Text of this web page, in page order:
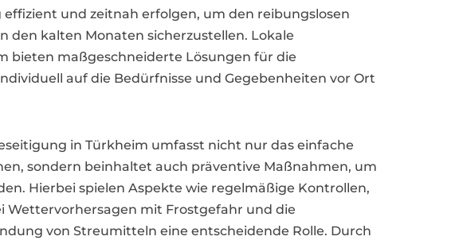
effizient und zeitnah erfolgen, um den reibungslosen
den kalten Monaten sicherzustellen. Lokale
bieten maßgeschneiderte Lösungen für die
auf die Bedürfnisse und Gegebenheiten vor Ort
in Türkheim umfasst nicht nur das einfache
sondern beinhaltet auch präventive Maßnahmen, um
Hierbei spielen Aspekte wie regelmäßige Kontrollen,
Wettervorhersagen mit Frostgefahr und die
von Streumitteln eine entscheidende Rolle. Durch